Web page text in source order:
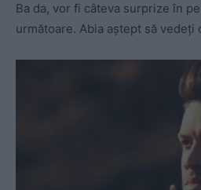
Ba da, vor fi câteva surprize în
următoare. Abia aștept să vedeți